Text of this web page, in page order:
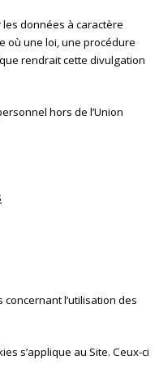
données à caractère
où une loi, une procédure
rendrait cette divulgation
hors de l’Union
l’utilisation des
s’applique au Site. Ceux-ci